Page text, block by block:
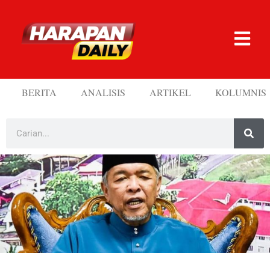
BERITA ANALISIS ARTIKEL KOLUMNIS